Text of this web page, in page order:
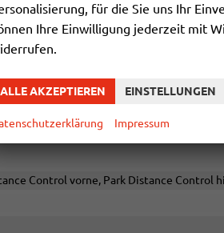
Bluetooth,
Spurhalteassistent, Abstandstempomat
Notrufsystem,
Control vorne, Park Distance Control
für die Sie uns Ihr
Ihre Einwilligung jederzeit mit
ALLE AKZEPTIEREN EINSTELLUNGEN
Impressum